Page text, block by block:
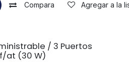
Compara Agregar a la
/ 3 Puertos
at (30 W)